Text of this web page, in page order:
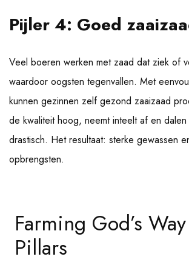
Pijler 4: Goed
Veel boeren werken met zaad dat ziek of
waardoor oogsten tegenvallen. Met
kunnen gezinnen zelf gezond zaaizaad
de kwaliteit hoog, neemt inteelt af en dalen
drastisch. Het resultaat: sterke gewassen
opbrengsten.
Farming God’s
Pillars